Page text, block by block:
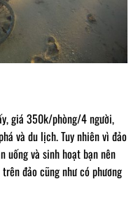
giá 350k/phòng/4 người,
và du lịch. Tuy nhiên vì đảo
uống và sinh hoạt bạn nên
đảo cũng như có phương